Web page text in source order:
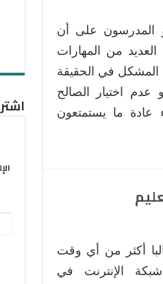
و المدرسون على أن
العديد من المهارات
المشكل في الحقيقة
عدم اختيار الصالح
عادة ما يستمتعون
أكثر من أي وقت
الإنترنت في